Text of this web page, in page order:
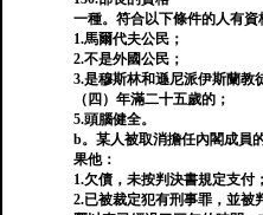
一種。符合以下條件的人有資
1.馬爾代夫公民；
2.不是外國公民；
3.是穆斯林和遜尼派伊斯蘭教
（四）年滿二十五歲的；
5.頭腦健全。
b。某人被取消擔任內閣成員
果他：
1.欠債，未按判決書規定支付
2.已被裁定犯有刑事罪，並被